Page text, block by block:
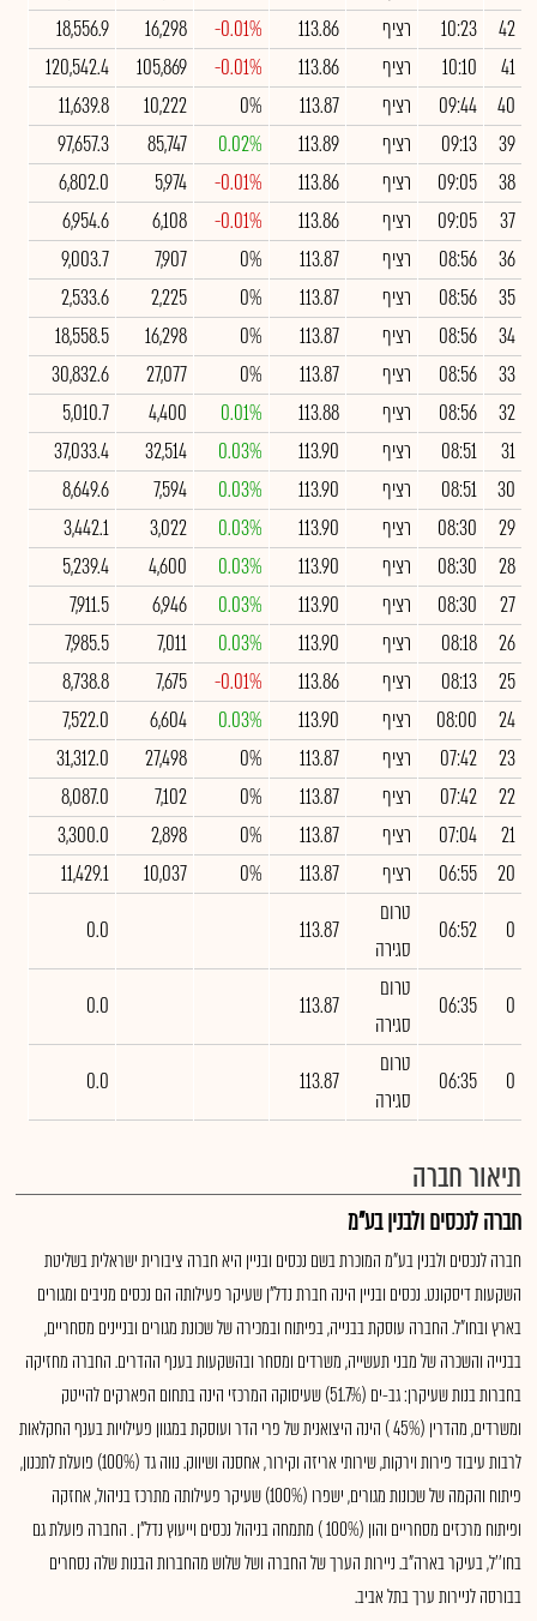
42
10:23 רציף 113.86
-0.01%
16,298
18,556.9
41
10:10 רציף 113.86
-0.01%
105,869
120,542.4
40
09:44 רציף 113.87
0%
10,222
11,639.8
39
09:13 רציף 113.89
0.02%
85,747
97,657.3
38
09:05 רציף 113.86
-0.01%
5,974
6,802.0
37
09:05 רציף 113.86
-0.01%
6,108
6,954.6
36
08:56 רציף 113.87
0%
7,907
9,003.7
35
08:56 רציף 113.87
0%
2,225
2,533.6
34
08:56 רציף 113.87
0%
16,298
18,558.5
33
08:56 רציף 113.87
0%
27,077
30,832.6
32
08:56 רציף 113.88
0.01%
4,400
5,010.7
31
08:51 רציף 113.90
0.03%
32,514
37,033.4
30
08:51 רציף 113.90
0.03%
7,594
8,649.6
29
08:30 רציף 113.90
0.03%
3,022
3,442.1
28
08:30 רציף 113.90
0.03%
4,600
5,239.4
27
08:30 רציף 113.90
0.03%
6,946
7,911.5
26
08:18 רציף 113.90
0.03%
7,011
7,985.5
25
08:13 רציף 113.86
-0.01%
7,675
8,738.8
24
08:00 רציף 113.90
0.03%
6,604
7,522.0
23
07:42 רציף 113.87
0%
27,498
31,312.0
22
07:42 רציף 113.87
0%
7,102
8,087.0
21
07:04 רציף 113.87
0%
2,898
3,300.0
20
06:55 רציף 113.87
0%
10,037
11,429.1
0
06:52
טרום
סגירה
113.87
0.0
0
06:35
טרום
סגירה
113.87
0.0
0
06:35
טרום
סגירה
113.87
0.0
תיאור חברה
חברה לנכסים ולבנין בע"מ
חברה לנכסים ולבנין בע"מ המוכרת בשם נכסים ובניין היא חברה ציבורית ישראלית בשליטת
השקעות דיסקונט. נכסים ובניין הינה חברת נדל"ן שעיקר פעילותה הם נכסים מניבים ומגורים
בארץ ובחו"ל. החברה עוסקת בבנייה, בפיתוח ובמכירה של שכונת מגורים ובניינים מסחריים,
בבנייה והשכרה של מבני תעשייה, משרדים ומסחר ובהשקעות בענף ההדרים. החברה מחזיקה
בחברות בנות שעיקרן: גב-ים (51.7%) שעיסוקה המרכזי הינה בתחום הפארקים להייטק
ומשרדים, מהדרין (45% ) הינה היצואנית של פרי הדר ועוסקת במגוון פעילויות בענף החקלאות
לרבות עיבוד פירות וירקות, שירותי אריזה וקירור, אחסנה ושיווק. נווה גד (100%) פועלת לתכנון,
פיתוח והקמה של שכונות מגורים, ישפרו (100%) שעיקר פעילותה מתרכז בניהול, אחזקה
ופיתוח מרכזים מסחריים והון (100% ) מתמחה בניהול נכסים וייעוץ נדל"ן . החברה פועלת גם
בחו''ל, בעיקר בארה"ב. ניירות הערך של החברה ושל שלוש מהחברות הבנות שלה נסחרים
בבורסה לניירות ערך בתל אביב.